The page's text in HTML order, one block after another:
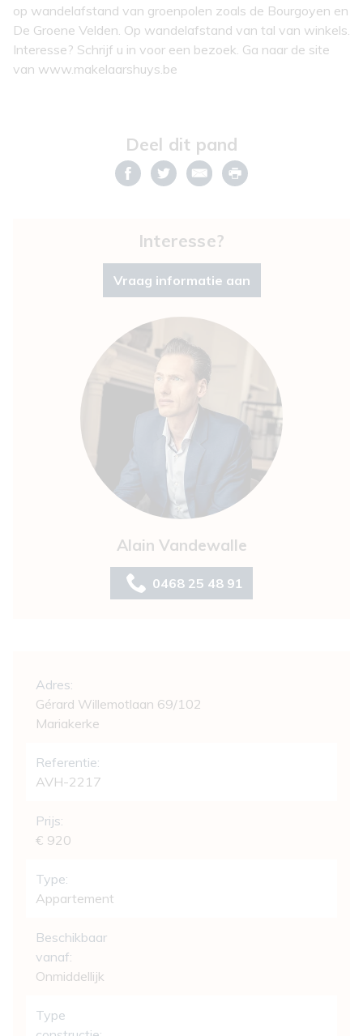
op wandelafstand van groenpolen zoals de Bourgoyen en
De Groene Velden. Op wandelafstand van tal van winkels.
Interesse? Schrijf u in voor een bezoek. Ga naar de site
van www.makelaarshuys.be
Deel dit pand
Interesse?
Vraag informatie aan
Alain Vandewalle
0468 25 48 91
Adres:
Gérard Willemotlaan 69/102
Mariakerke
Referentie:
AVH-2217
Prijs:
€ 920
Type:
Appartement
Beschikbaar
vanaf:
Onmiddellijk
Type